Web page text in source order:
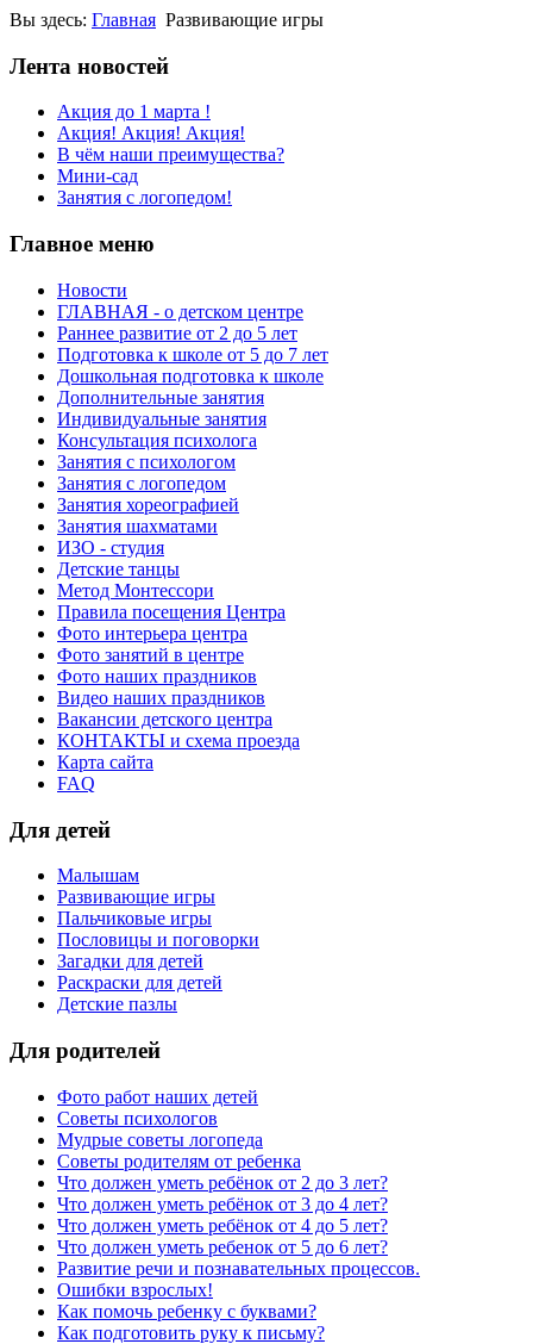
Вы здесь: Главная Развивающие игры
Лента новостей
Акция до 1 марта !
Акция! Акция! Акция!
В чём наши преимущества?
Мини-сад
Занятия с логопедом!
Главное меню
Новости
ГЛАВНАЯ - о детском центре
Раннее развитие от 2 до 5 лет
Подготовка к школе от 5 до 7 лет
Дошкольная подготовка к школе
Дополнительные занятия
Индивидуальные занятия
Консультация психолога
Занятия с психологом
Занятия с логопедом
Занятия хореографией
Занятия шахматами
ИЗО - студия
Детские танцы
Метод Монтессори
Правила посещения Центра
Фото интерьера центра
Фото занятий в центре
Фото наших праздников
Видео наших праздников
Вакансии детского центра
КОНТАКТЫ и схема проезда
Карта сайта
FAQ
Для детей
Малышам
Развивающие игры
Пальчиковые игры
Пословицы и поговорки
Загадки для детей
Раскраски для детей
Детские пазлы
Для родителей
Фото работ наших детей
Советы психологов
Мудрые советы логопеда
Советы родителям от ребенка
Что должен уметь ребёнок от 2 до 3 лет?
Что должен уметь ребёнок от 3 до 4 лет?
Что должен уметь ребёнок от 4 до 5 лет?
Что должен уметь ребенок от 5 до 6 лет?
Развитие речи и познавательных процессов.
Ошибки взрослых!
Как помочь ребенку с буквами?
Как подготовить руку к письму?